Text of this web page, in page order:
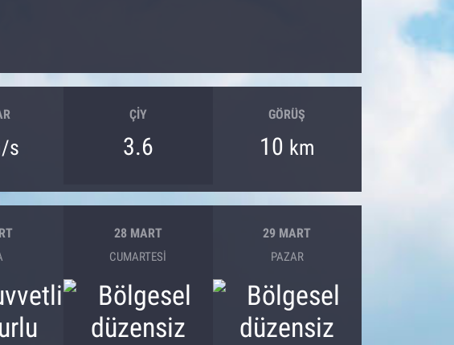
s
ÇIY
3.6
GÖRÜŞ
10 km
28 MART
CUMARTESI
29 MART
PAZAR